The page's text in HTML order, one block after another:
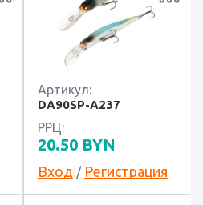
Артикул:
DA90SP-A237
РРЦ:
20.50 BYN
Вход / Регистрация